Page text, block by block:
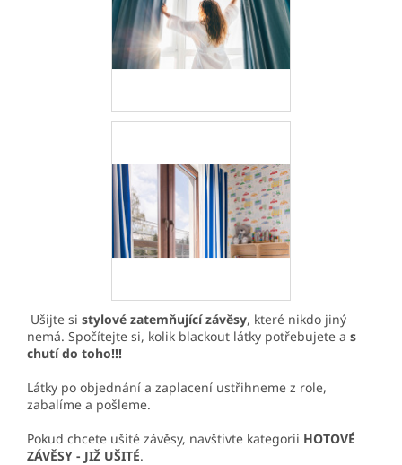
Ušijte si stylové zatemňující závěsy, které nikdo jiný
nemá. Spočítejte si, kolik blackout látky potřebujete a s
chutí do toho!!!
Látky po objednání a zaplacení ustřihneme z role,
zabalíme a pošleme.
Pokud chcete ušité závěsy, navštivte kategorii HOTOVÉ
ZÁVĚSY - JIŽ UŠITÉ.